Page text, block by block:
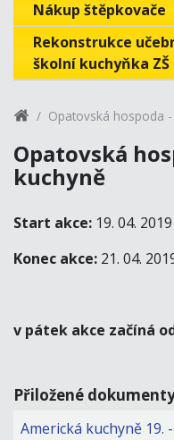
Nákup štěpkovače
Rekonstrukce
školní kuchyňka
Opatovská hospoda
Opatovská
kuchyně
Start akce: 19. 04. 2019
Konec akce: 21. 04.
v pátek akce začíná
Přiložené
Americká kuchyně 19.